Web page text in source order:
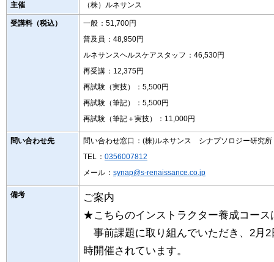
主催 （株）ルネサンス
受講料（税込） 一般 ：51,700円
普及員 ：48,950円
ルネサンスヘルスケアスタッフ ：46,530円
再受講 ：12,375円
再試験（実技）
：5,500円
再試験（筆記）
：5,500円
再試験（筆記＋実技）
：11,000円
問い合わせ先 問い合わせ窓口 ：(株)ルネサンス シナプソロジー研究所
TEL ： 0356007812
メール ： synap@s-renaissance.co.jp
備考
ご案内
★こちらのインストラクター養成コース
事前課題に取り組んでいただき、2月
時開催されています。